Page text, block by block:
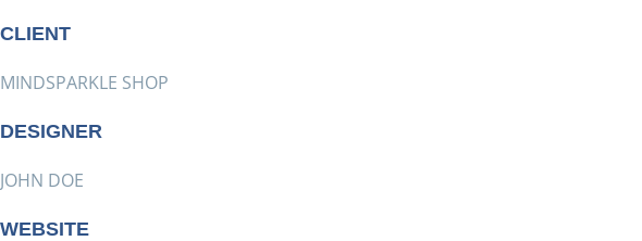
CLIENT
MINDSPARKLE SHOP
DESIGNER
JOHN DOE
WEBSITE